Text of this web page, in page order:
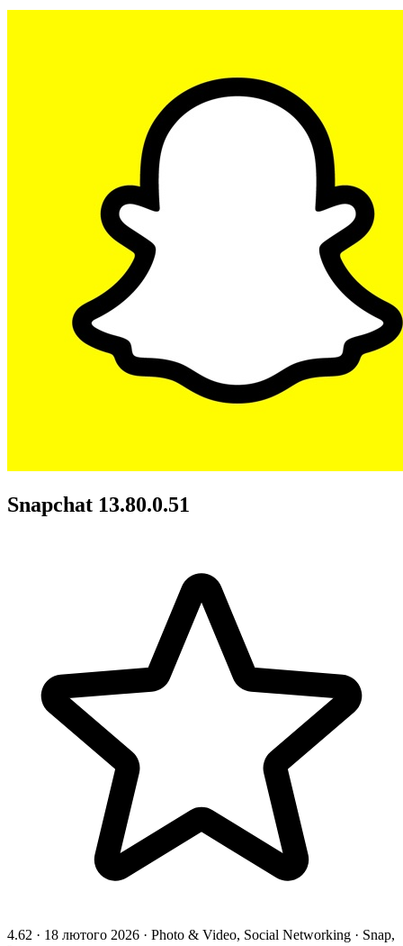
Snapchat 13.80.0.51
4.62 · 18 лютого 2026 · Photo & Video, Social Networking · Snap,